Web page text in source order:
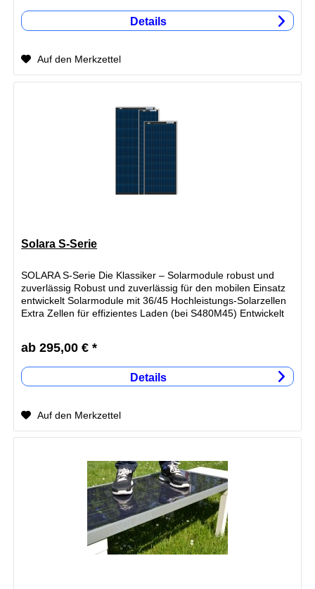
Details
Auf den Merkzettel
Solara S-Serie
SOLARA S-Serie Die Klassiker – Solarmodule robust und
zuverlässig Robust und zuverlässig für den mobilen Einsatz
entwickelt Solarmodule mit 36/45 Hochleistungs-Solarzellen
Extra Zellen für effizientes Laden (bei S480M45) Entwickelt
ab 295,00 € *
Details
Auf den Merkzettel